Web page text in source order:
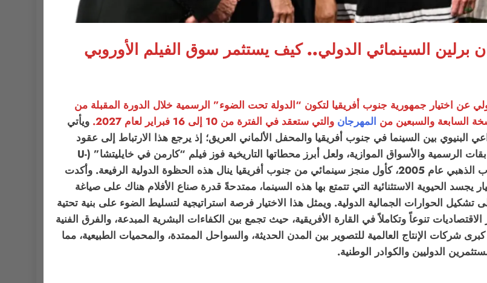
للدورة الـ 77 لمهرجان برلين السينمائي الدولي.. كيف يستثمر سوق الفيلم الأوروبي
عن اختيار جمهورية جنوب أفريقيا لتكون “الدولة تحت الضوء” الرسمية خلال الدورة المقبلة من
المهرجان والتي ستعقد في الفترة من 10 إلى 16 فبراير لعام 2027.
ويأتي
البنيوي بين السينما في جنوب أفريقيا والمحفل الألماني العريق؛ إذ يرجع هذا الارتباط إلى عقود
مضت شهدت حضوراً منتظماً للأفلام والكوادر الأفريقية في المسابقات الرسمية والأسواق الموازية، ولعل أبرز محطاتها التاريخية فوز فيلم “كارمن في خايليتشا” (U-
يجسد الحيوية الاستثنائية التي تتمتع بها هذه السينما، ممتدحةً قدرة صناع الأفلام هناك على صياغة
الحوارات الجمالية الدولية. ويمثل هذا الاختيار فرصة استراتيجية لتسليط الضوء على بنية تحتية
تنوعاً وتكاملاً في القارة الأفريقية، حيث تجمع بين الكفاءات البشرية المبدعة، والفرق الفنية
شركات الإنتاج العالمية للتصوير بين المدن الحديثة، والسواحل الممتدة، والمحميات الطبيعية، مما
الدوليين والكوادر الوطنية.